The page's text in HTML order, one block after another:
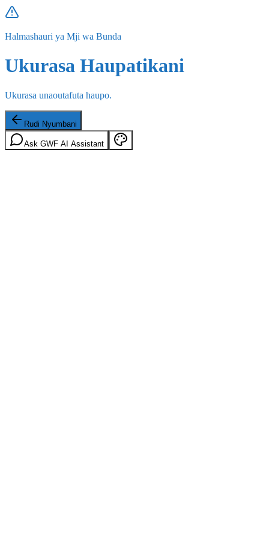
Halmashauri ya Mji wa Bunda
Ukurasa Haupatikani
Ukurasa unaoutafuta haupo.
Rudi Nyumbani
Ask GWF AI Assistant